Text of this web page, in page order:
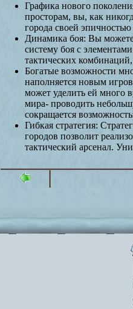
Графика нового
просторам, вы, как
города своей
Динамика боя: Вы
систему боя с
тактических
Богатые возможности
наполняется новым
может уделить ей много
мира- проводить
сокращается
Гибкая стратегия:
городов позволит
тактический арсенал.